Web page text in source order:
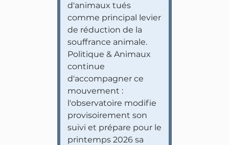
d'animaux tués
comme principal levier
de réduction de la
souffrance animale.
Politique & Animaux
continue
d'accompagner ce
mouvement :
l'observatoire modifie
provisoirement son
suivi et prépare pour le
printemps 2026 sa